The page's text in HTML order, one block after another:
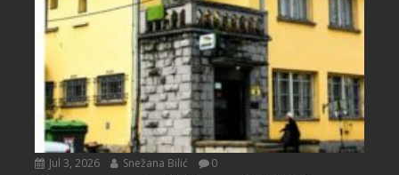
Jul 3, 2026 Snežana Bilić 0